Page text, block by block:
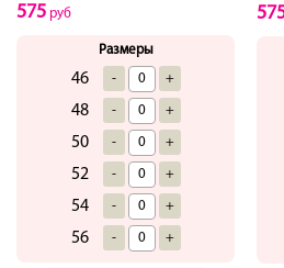
575 руб
Размеры
46 - +
48 - +
50 - +
52 - +
54 - +
56 - +